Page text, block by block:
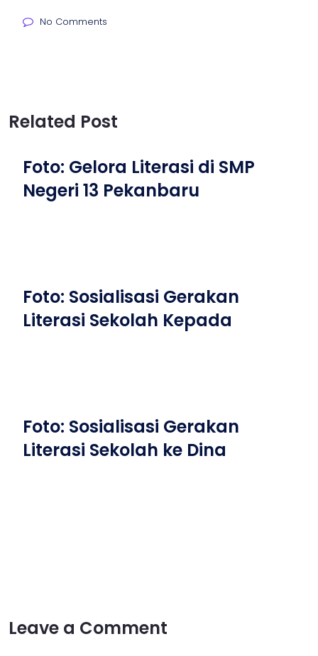
No Comments
Related Post
Foto: Gelora Literasi di SMP
Negeri 13 Pekanbaru
Foto: Sosialisasi Gerakan
Literasi Sekolah Kepada
Foto: Sosialisasi Gerakan
Literasi Sekolah ke Dina
Leave a Comment